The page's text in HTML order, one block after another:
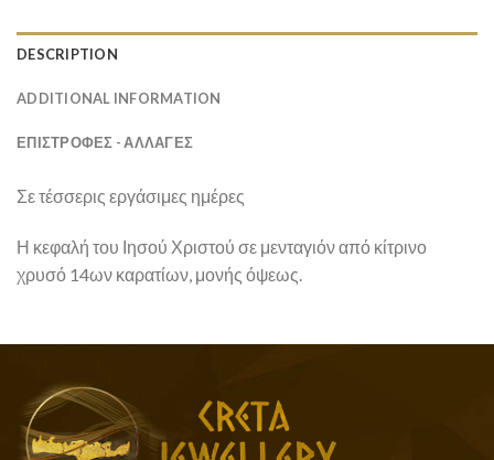
DESCRIPTION
ADDITIONAL INFORMATION
ΕΠΙΣΤΡΟΦΕΣ - ΑΛΛΑΓΕΣ
Σε τέσσερις εργάσιμες ημέρες
Η κεφαλή του Ιησού Χριστού σε μενταγιόν από κίτρινο
χρυσό 14ων καρατίων, μονής όψεως.